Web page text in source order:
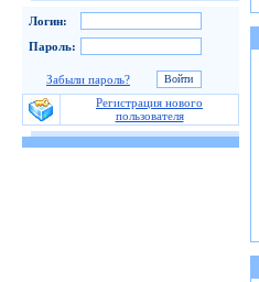
Логин:
Пароль:
Забыли пароль?
Регистрация нового
пользователя